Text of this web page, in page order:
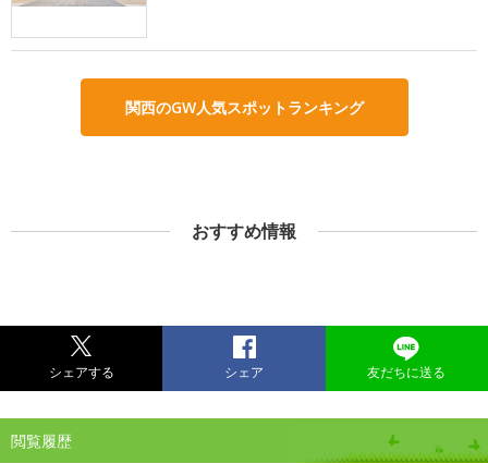
関西のGW人気スポットランキング
おすすめ情報
シェアする シェア 友だちに送る
閲覧履歴